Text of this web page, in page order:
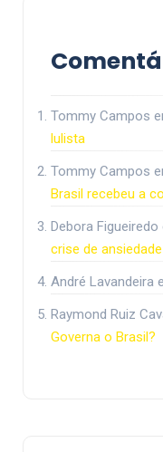
Tommy Campos
lulista
Tommy Campos
Brasil recebeu a
Debora Figueiredo
crise de
André Lavandeira
Raymond Ruiz
Governa o Brasil?